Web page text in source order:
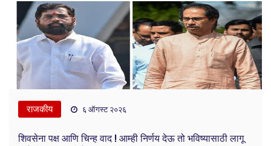
राजकीय ६ ऑगस्ट २०२६
शिवसेना पक्ष आणि चिन्ह वाद ! आम्ही निर्णय देऊ तो भविष्यासाठी लागू